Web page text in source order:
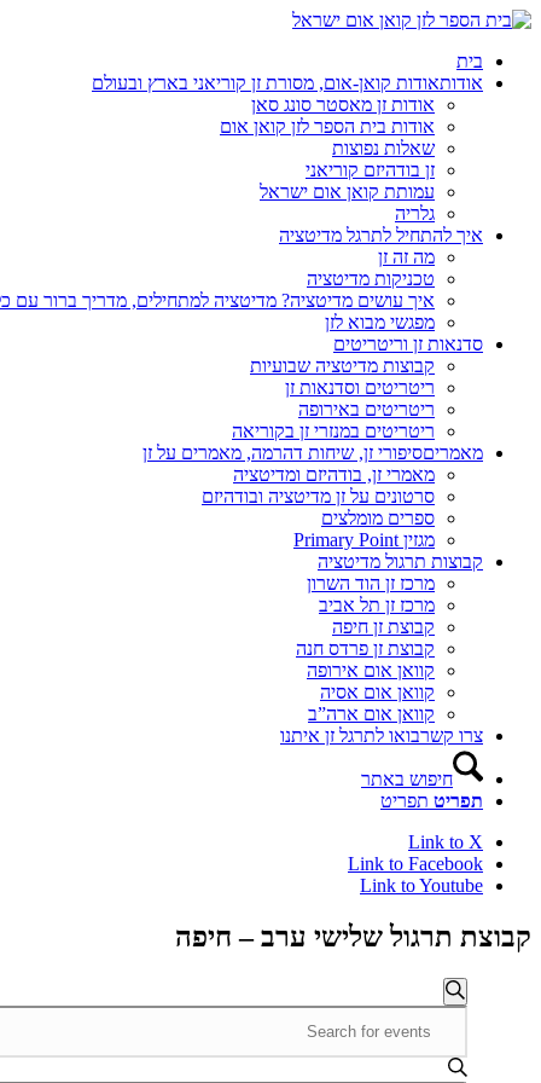
בית
אודותאודות קואן-אום, מסורת זן קוריאני בארץ ובעולם
אודות זן מאסטר סונג סאן
אודות בית הספר לזן קואן אום
שאלות נפוצות
זן בודהיזם קוריאני
עמותת קואן אום ישראל
גלריה
איך להתחיל לתרגל מדיטציה
מה זה זן
טכניקות מדיטציה
איך עושים מדיטציה? מדיטציה למתחילים, מדריך ברור עם
מפגשי מבוא לזן
סדנאות זן וריטריטים
קבוצות מדיטציה שבועיות
ריטריטים וסדנאות זן
ריטריטים באירופה
ריטריטים במנזרי זן בקוריאה
מאמריםסיפורי זן, שיחות דהרמה, מאמרים על זן
מאמרי זן, בודהיזם ומדיטציה
סרטונים על זן מדיטציה ובודהיזם
ספרים מומלצים
מגזין Primary Point
קבוצות תרגול מדיטציה
מרכז זן הוד השרון
מרכז זן תל אביב
קבוצת זן חיפה
קבוצת זן פרדס חנה
קוואן אום אירופה
קוואן אום אסיה
קוואן אום ארה”ב
צרו קשרבואו לתרגל זן איתנו
חיפוש באתר
תפריט תפריט
Link to X
Link to Facebook
Link to Youtube
קבוצת תרגול שלישי ערב – חיפה
אירועים
אירועים
Search
and
חיפוש
Enter
Keyword.
Search